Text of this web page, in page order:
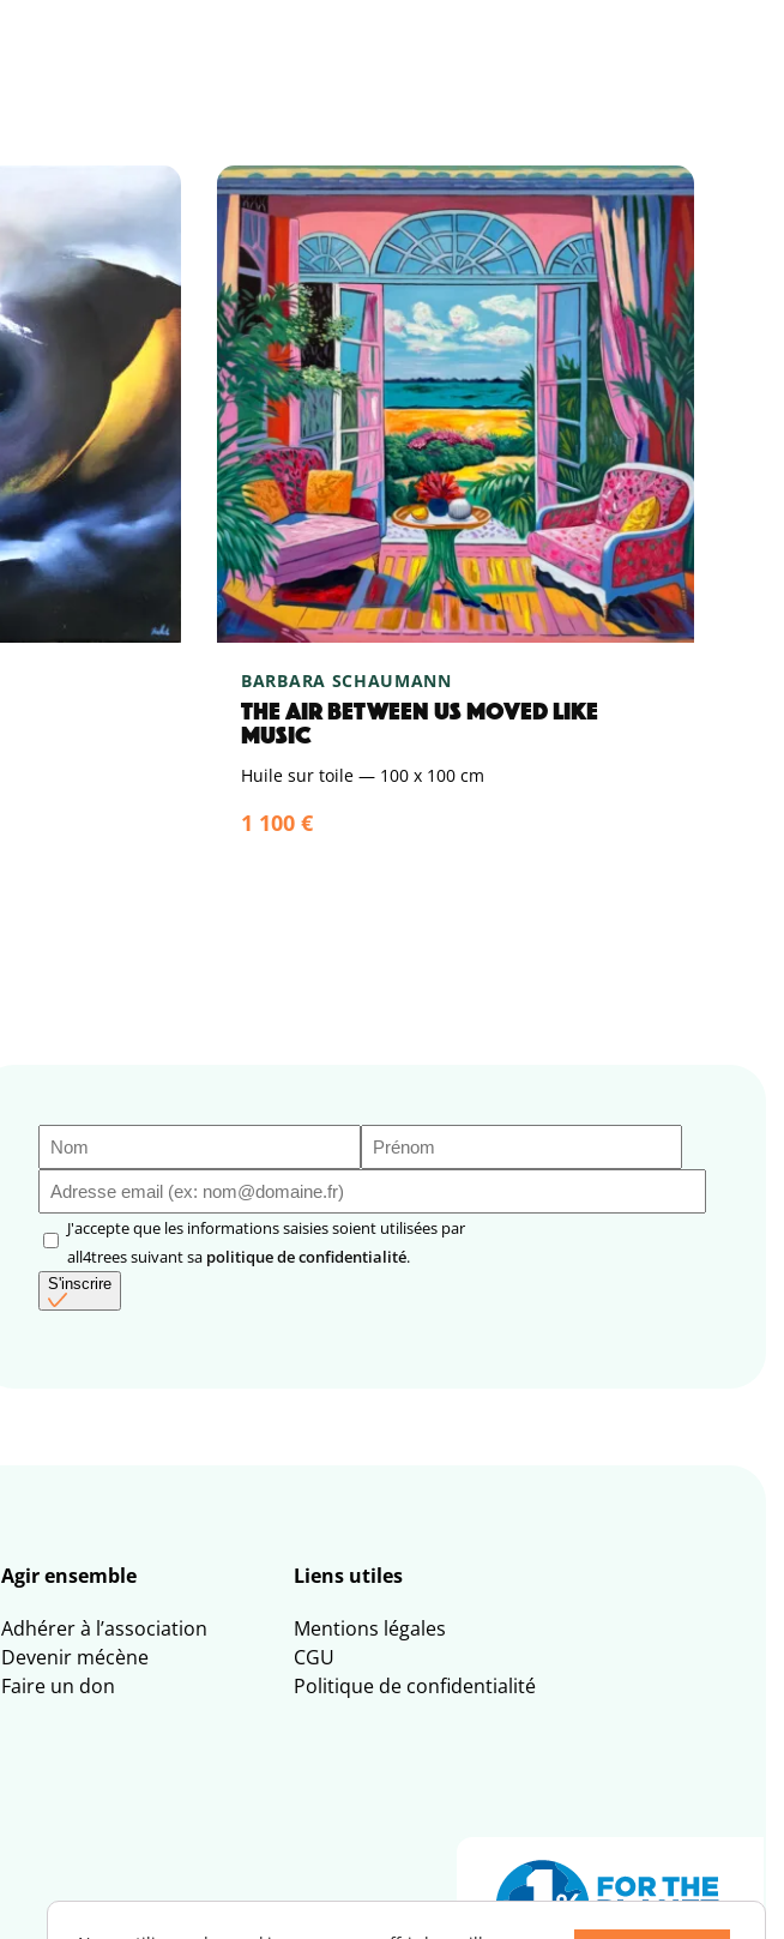
BARBARA SCHAUMANN
THE AIR BETWEEN US MOVED LIKE
MUSIC
Huile sur toile — 100 x 100 cm
1 100 €
Nom Prénom
mail(Nécessaire)
RGPD(Nécessaire)
J'accepte que les informations saisies soient utilisées par
all4trees suivant sa politique de confidentialité.
S'inscrire
Agir ensemble
Adhérer à l’association
Devenir mécène
Faire un don
Liens utiles
Mentions légales
CGU
Politique de confidentialité